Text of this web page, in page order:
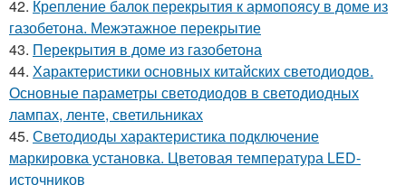
42. Крепление балок перекрытия к армопоясу в доме из
газобетона. Межэтажное перекрытие
43. Перекрытия в доме из газобетона
44. Характеристики основных китайских светодиодов.
Основные параметры светодиодов в светодиодных
лампах, ленте, светильниках
45. Светодиоды характеристика подключение
маркировка установка. Цветовая температура LED-
источников